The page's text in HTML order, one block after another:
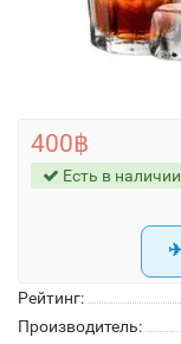
Рейтинг:
Производитель:
400฿
Есть в наличии